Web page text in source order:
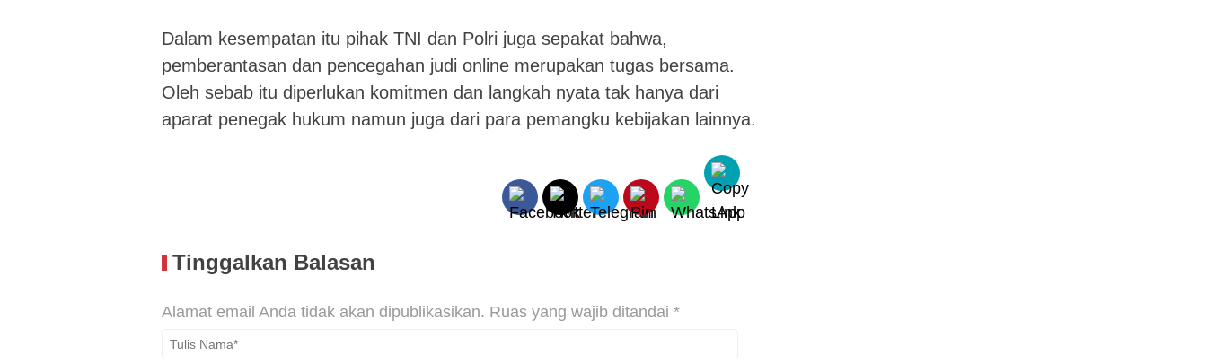
Dalam kesempatan itu pihak TNI dan Polri juga sepakat bahwa,
pemberantasan dan pencegahan judi online merupakan tugas bersama.
Oleh sebab itu diperlukan komitmen dan langkah nyata tak hanya dari
aparat penegak hukum namun juga dari para pemangku kebijakan lainnya.
Tinggalkan Balasan
Alamat email Anda tidak akan dipublikasikan. Ruas yang wajib ditandai *